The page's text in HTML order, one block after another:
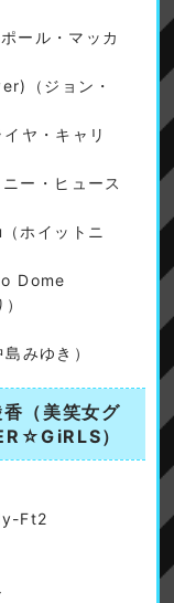
ール・マッカ
（ジョン・
ヤ・キャリ
ー・ヒュース
ホイットニ
Dome
みゆき）
（美笑女グ
）
Ft2